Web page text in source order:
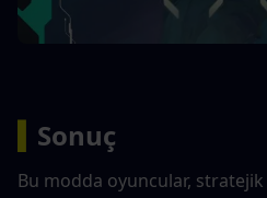
Sonuç
Bu modda oyuncular,